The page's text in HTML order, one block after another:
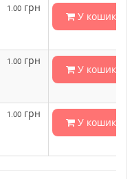
1.00 грн
У кошик
1.00 грн
У кошик
1.00 грн
У кошик